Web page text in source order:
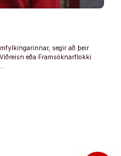
segir að þeir
eða Framsóknarflokki